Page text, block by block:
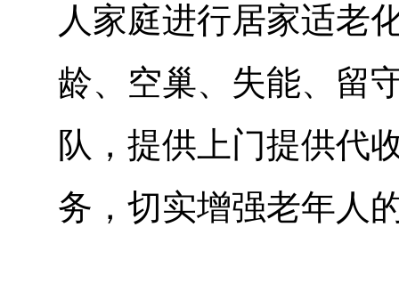
人家庭进行居家适老
龄、空巢、失能、留
队，提供上门提供代
务，切实增强老年人